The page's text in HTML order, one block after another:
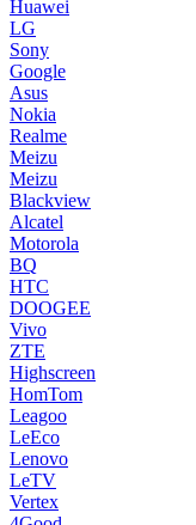
Huawei
LG
Sony
Google
Asus
Nokia
Realme
Meizu
Meizu
Blackview
Alcatel
Motorola
BQ
HTC
DOOGEE
Vivo
ZTE
Highscreen
HomTom
Leagoo
LeEco
Lenovo
LeTV
Vertex